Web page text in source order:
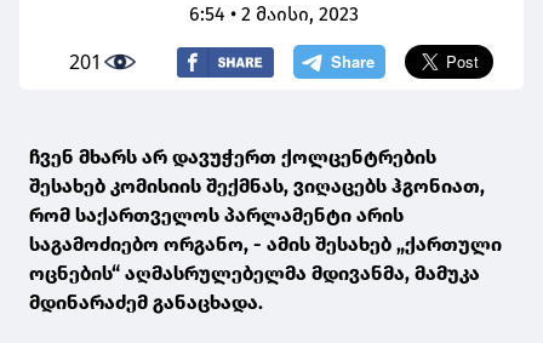
6:54 • 2 მაისი, 2023
201
ჩვენ მხარს არ დავუჭერთ ქოლცენტრების
შესახებ კომისიის შექმნას, ვიღაცებს ჰგონიათ,
რომ საქართველოს პარლამენტი არის
საგამოძიებო ორგანო, - ამის შესახებ „ქართული
ოცნების“ აღმასრულებელმა მდივანმა, მამუკა
მდინარაძემ განაცხადა.